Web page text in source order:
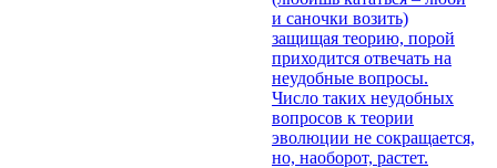
и саночки возить)
защищая теорию, порой
приходится отвечать на
неудобные вопросы.
Число таких неудобных
вопросов к теории
эволюции не сокращается,
но, наоборот, растет.